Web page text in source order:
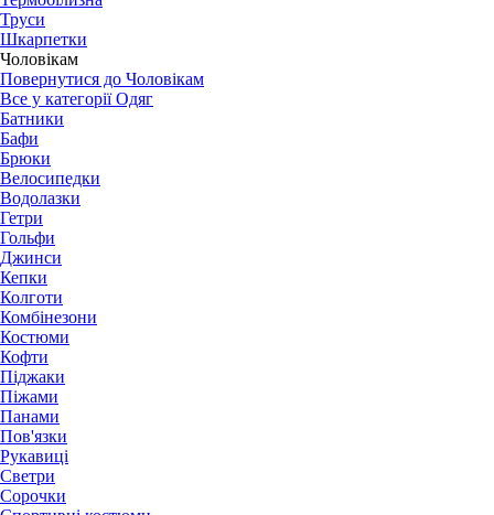
Труси
Шкарпетки
Чоловікам
Повернутися до Чоловікам
Все у категорії Одяг
Батники
Бафи
Брюки
Велосипедки
Водолазки
Гетри
Гольфи
Джинси
Кепки
Колготи
Комбінезони
Костюми
Кофти
Піджаки
Піжами
Панами
Пов'язки
Рукавиці
Светри
Сорочки